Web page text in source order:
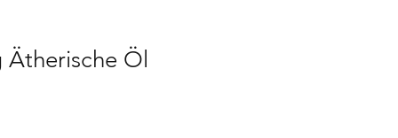
Ätherische Öl